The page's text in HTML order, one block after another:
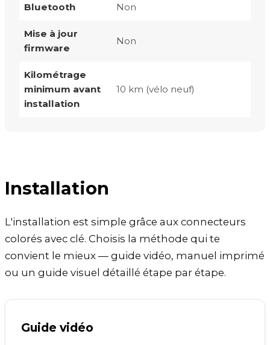
Bluetooth Non
Mise à jour
firmware
Non
Kilométrage
minimum avant
installation
10 km (vélo neuf)
Installation
L'installation est simple grâce aux connecteurs
colorés avec clé. Choisis la méthode qui te
convient le mieux — guide vidéo, manuel imprimé
ou un guide visuel détaillé étape par étape.
Guide vidéo